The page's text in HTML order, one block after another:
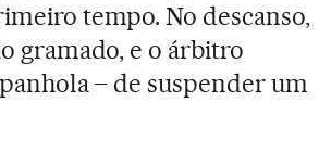
tempo. No descanso,
gramado, e o árbitro
– de suspender um